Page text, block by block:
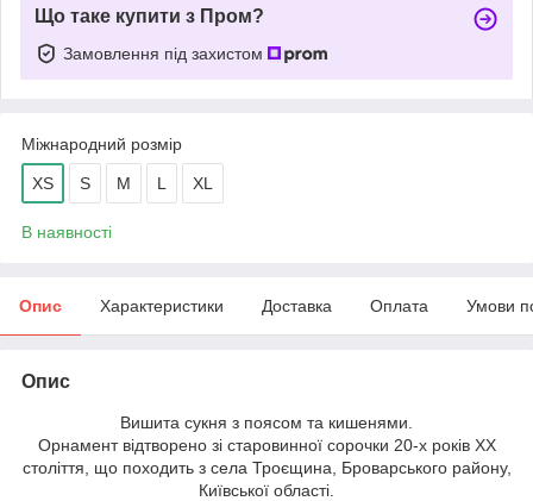
Що таке купити з Пром?
Замовлення під захистом
Міжнародний розмір
XS S M L XL
В наявності
Опис Характеристики Доставка Оплата Умови
Опис
Вишита сукня з поясом та кишенями.
Орнамент відтворено зі старовинної сорочки 20-х років XX
століття, що походить з села Троєщина, Броварського району,
Київської області.